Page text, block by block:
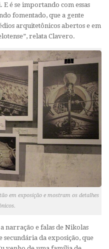
é se importando com essas
fomentado, que a gente
arquitetônicos abertos e em
relata Clavero.
em exposição e mostram os detalhes
narração e falas de Nikolas
da exposição, que